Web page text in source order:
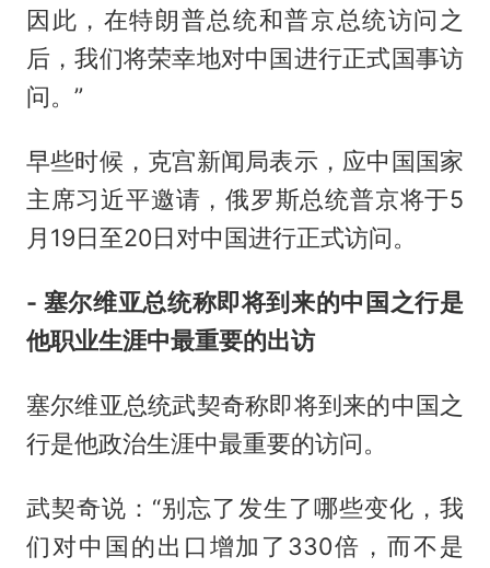
因此，在特朗普总统和普京总统访问之
后，我们将荣幸地对中国进行正式国事访
问。”
早些时候，克宫新闻局表示，应中国国家
主席习近平邀请，俄罗斯总统普京将于5
月19日至20日对中国进行正式访问。
- 塞尔维亚总统称即将到来的中国之行是
他职业生涯中最重要的出访
塞尔维亚总统武契奇称即将到来的中国之
行是他政治生涯中最重要的访问。
武契奇说：“别忘了发生了哪些变化，我
们对中国的出口增加了330倍，而不是